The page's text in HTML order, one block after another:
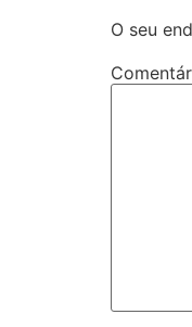
O seu